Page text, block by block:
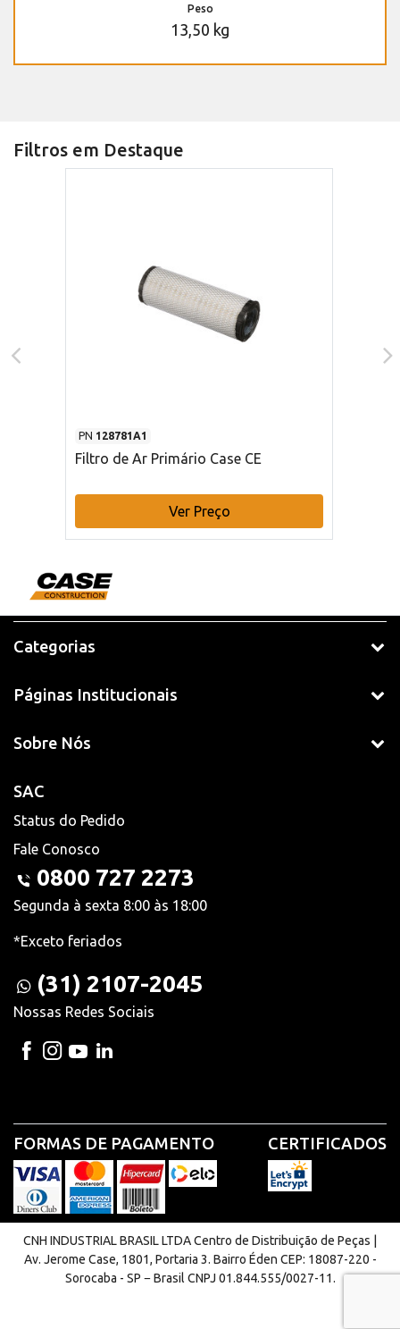
Peso
13,50 kg
Filtros em Destaque
PN 128781A1
Filtro de Ar Primário Case CE
Ver Preço
Categorias
Páginas Institucionais
Sobre Nós
SAC
Status do Pedido
Fale Conosco
0800 727 2273
Segunda à sexta 8:00 às 18:00
*Exceto feriados
(31) 2107-2045
Nossas Redes Sociais
FORMAS DE PAGAMENTO CERTIFICADOS
CNH INDUSTRIAL BRASIL LTDA Centro de Distribuição de Peças |
Av. Jerome Case, 1801, Portaria 3. Bairro Éden CEP: 18087-220 -
Sorocaba - SP − Brasil CNPJ 01.844.555/0027-11.